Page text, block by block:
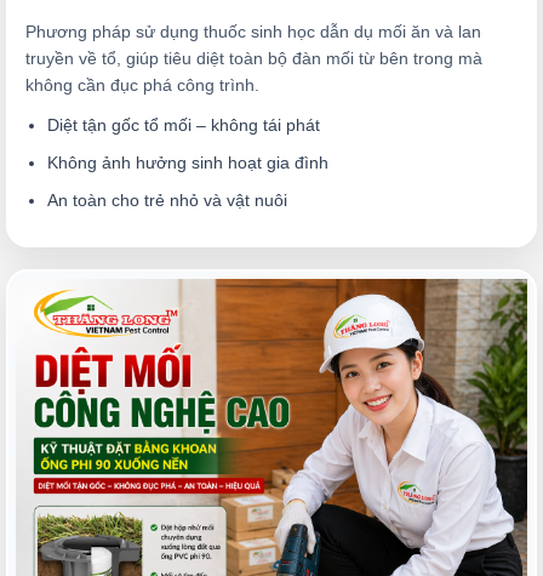
Phương pháp sử dụng thuốc sinh học dẫn dụ mối ăn và lan
truyền về tổ, giúp tiêu diệt toàn bộ đàn mối từ bên trong mà
không cần đục phá công trình.
Diệt tận gốc tổ mối – không tái phát
Không ảnh hưởng sinh hoạt gia đình
An toàn cho trẻ nhỏ và vật nuôi